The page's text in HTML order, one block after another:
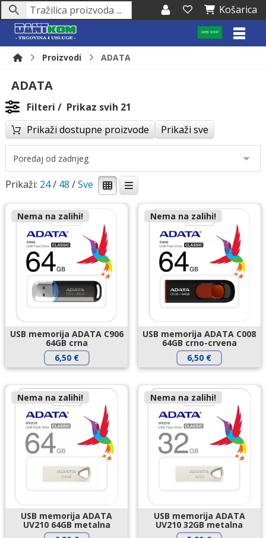
Košarica
WEB SHOP
Proizvodi ADATA
ADATA
Filteri
Prikaz svih 21
Prikaži dostupne proizvode
Prikaži sve
Prikaži: 24/ 48 /
Nema na zalihi!
USB memorija ADATA C906
64GB crna
6,50 €
Nema na zalihi!
USB memorija ADATA C008
64GB crno-crvena
6,50 €
Nema na zalihi!
USB memorija ADATA
UV210 64GB metalna
Nema na zalihi!
USB memorija ADATA
UV210 32GB metalna